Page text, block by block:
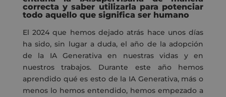
correcta y saber utilizarla para potenciar
todo aquello que significa ser humano
El 2024 que hemos dejado atrás hace unos días
ha sido, sin lugar a duda, el año de la adopción
de la IA Generativa en nuestras vidas y en
nuestros trabajos. Durante este año hemos
aprendido qué es esto de la IA Generativa, más o
menos lo hemos entendido, hemos empezado a